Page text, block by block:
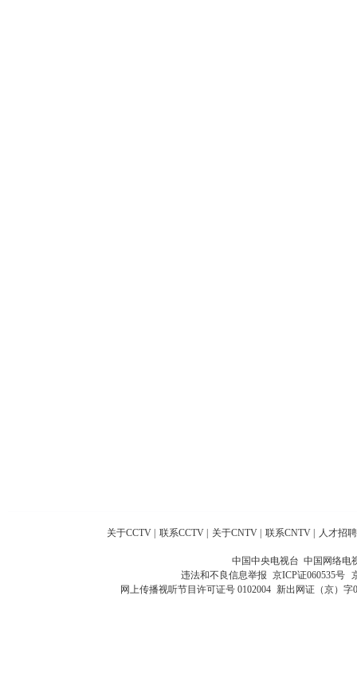
关于CCTV 联系CCTV 关于CNTV 联系CNTV 人才招聘
中国中央电视台 中国网络电
违法和不良信息举报 京ICP证060535号
网上传播视听节目许可证号 0102004 新出网证（京）